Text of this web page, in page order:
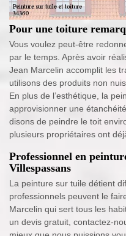
Pour une toiture
Vous voulez peut-être
par le temps. Après avoir
Jean Marcelin accomplit les
utilisons des produits non
En plus de l’esthétique, la
approvisionner une
disons de peindre le toit
plusieurs propriétaires ont
Professionnel en
Villespassans
La peinture sur tuile détient
professionnels peuvent le
Marcelin qui sert tous les
un devis gratuit, contactez-